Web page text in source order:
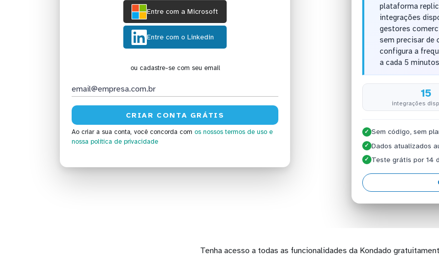
Entre com a Microsoft
Entre com o Linkedin
ou cadastre-se com seu email
Ao criar a sua conta, você concorda com os nossos termos de uso e
nossa política de privacidade
plataforma
integrações
gestores
sem precisar de
configura a
a cada 5
15
integrações
✓ Sem código, sem
✓ Dados atualizados
✓ Teste grátis por 14
Tenha acesso a todas as funcionalidades da Kondado